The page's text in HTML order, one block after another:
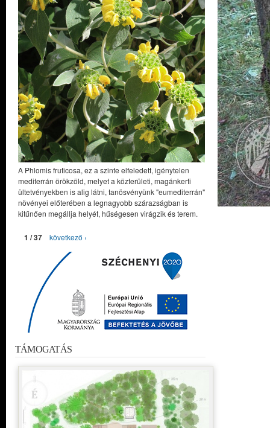
A Phlomis fruticosa, ez a szinte elfeledett, igénytelen
mediterrán örökzöld, melyet a közterületi, magánkerti
ültetvényekben is alig látni, tanösvényünk "eumediterrán"
növényei előterében a legnagyobb szárazságban is
kitűnően megállja helyét, hűségesen virágzik és terem.
1 / 37 következő ›
TÁMOGATÁS